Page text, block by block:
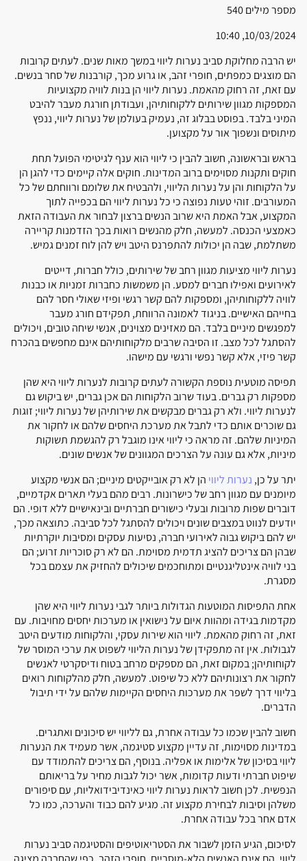
מספר מילים540
10/03/2024, 10:40
יש הרבה מחלוקת סביב נערות ליווי במשך מאות שנים. לעתים קרובות
הם מוצגים כמפתים, חופרי זהב, או גרוע מכך, קורבנות של סחר בנשים.
עם זאת, זה רחוק מהאמת. נערות ליווי הן בנות לוויה מקצועיות
המספקות מגוון שירותים ללקוחותיהן, ועבודתן חורגת מעבר להיבט
המיני בלבד. בפוסט בבלוג זה, נעמיק בעולמן של נערות ליווי, ננפץ
מיתוסים ונשפוך אור על מקצוען.
בראש ובראשונה, חשוב להבין כי ליווי הוא ענף לגיטימי הפועל תחת
חוקים ותקנות מסוימים ברוב המדינות. חוקים אלה קיימים כדי להגן הן
על הלקוחות והן על נערות הליווי, ולהבטיח את שלומם ורווחתם של כל
המעורבים. זוהי טעות נפוצה כי כל נערות ליווי הם בכפייה לתוך
המקצוע, אבל האמת היא שרוב הנשים ברצון לבחור את העבודה הזאת
כאמצעי הכנסה. למעשה, חלק מהנשים רואות בכך הזדמנות קריירה
משתלמת, שבה הן יכולות להתפרנס היטב ויש להן לוח זמנים גמיש.
נערות ליווי מציעות מגוון רחב של שירותים, כולל חברות, דייטים
לאירועים ואפילו חברים למסע. הן משמשות כחברות זמניות או כבנות
לוויה ללקוחותיהן, ומספקות להם קשר רגשי ופיזי שאולי חסר להם
בחייהם האישיים. בניגוד לאמונה הרווחת, תפקידם חורג מעבר
למפגשים מיניים בלבד. הם מאזינים מצוינים, אנשי שיחה טובים, ויכולים
להסתגל לכל מצב. זו הסיבה שרבים מלקוחותיהם אינם מחפשים בהכרח
קשר פיזי, אלא קשר נפשי ורגשי עם מישהו.
תפיסה מוטעית נוספת הקשורה לעתים קרובות לנערות ליווי היא שהן
מספקות רק גברים. בעוד שרוב הלקוחות הם אכן גברים, יש ביקוש גם
לנערות ליווי. ולא רק גברים מבקשים את שירותיהן של נערות ליווי; זוגות
גם שוכרים אותם כדי לתבל את מערכת היחסים שלהם או לחקור את
המיניות שלהם. זה מראה כי ליווי אינו מוגבל רק להגשמת תשוקות
מיניות, אלא גם עונה על הצרכים המגוונים של אנשים שונים.
יתר על כן, נערות ליווי הן לא רק אובייקטים מיניים; הם אנשי מקצוע
מיומנים עם מגוון רחב של כישרונות. רבים מהם בעלי תארים אקדמיים,
דוברים שפות מרובות ובעלי כישורים חברתיים ובינאישיים ללא דופי. הם
יודעים לנווט במצבים שונים ויכולים להסתגל לכל סביבה. כתוצאה מכך,
יש להם ביקוש גבוה לאירועי חברה, נסיעות עסקים ומסיבות יוקרתיות
שבהן הם צריכים להציג תדמית מסוימת. הם לא רק סוכריות זרוע; הם
בני לוויה אינטליגנטיים ומתוחכמים שיכולים להחזיק את עצמם בכל
מסגרת.
אחת התפיסות המוטעות הגדולות ביותר לגבי נערות ליווי היא שהן
מקדמות בגידה ומהוות איום על נישואין או מערכות יחסים מחויבות. עם
זאת, זה רחוק מהאמת. ליווי הוא שירות עסקי, והלקוחות מודעים היטב
לגבולות. אין זה מתפקידן של נערות הליווי לשפוט את ערכי המוסר של
לקוחותיהן; במקום זאת, הם מספקים מרחב בטוח ודיסקרטי לאנשים
לחקור את רצונותיהם ללא כל שיפוט. למעשה, חלק מהלקוחות רואים
בליווי דרך לשפר את מערכות היחסים הקיימות שלהם על ידי תיבול
הדברים.
חשוב להבין שכמו כל עבודה אחרת, גם לליווי יש סיכונים ואתגרים.
במדינות מסוימות, זה עדיין מקצוע סטיגמה, אשר מעמיד את הנערות
ליווי בסיכון של אלימות או אפליה. בנוסף, הם צריכים להתמודד עם
שיפוט חברתי ודעות קדומות, אשר יכול לגבות מחיר על בריאותם
הנפשית. לכן חשוב לראות נערות ליווי כאינדיבידואליות, עם סיפורים
משלהן וסיבות לבחירת מקצוע זה. מגיע להם כבוד והערכה, כמו כל
אדם אחר בכל עבודה אחרת.
לסיכום, הגיע הזמן לשבור את הסטריאוטיפים והסטיגמה סביב נערות